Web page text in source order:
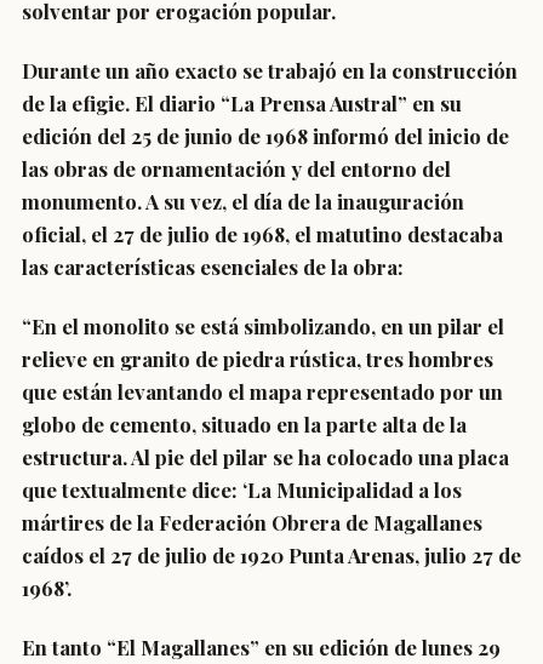
solventar por erogación popular.
Durante un año exacto se trabajó en la construcción
de la efigie. El diario “La Prensa Austral” en su
edición del 25 de junio de 1968 informó del inicio de
las obras de ornamentación y del entorno del
monumento. A su vez, el día de la inauguración
oficial, el 27 de julio de 1968, el matutino destacaba
las características esenciales de la obra:
“En el monolito se está simbolizando, en un pilar el
relieve en granito de piedra rústica, tres hombres
que están levantando el mapa representado por un
globo de cemento, situado en la parte alta de la
estructura. Al pie del pilar se ha colocado una placa
que textualmente dice: ‘La Municipalidad a los
mártires de la Federación Obrera de Magallanes
caídos el 27 de julio de 1920 Punta Arenas, julio 27 de
1968’.
En tanto “El Magallanes” en su edición de lunes 29